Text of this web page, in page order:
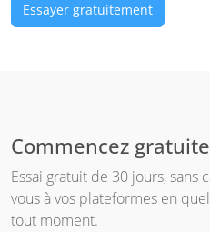
Essayer gratuitement
Commencez
Essai gratuit de 30 jours, sans
vous à vos plateformes en
tout moment.